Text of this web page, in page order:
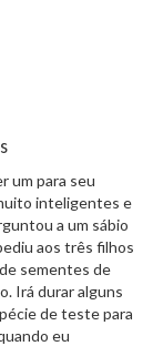
um para seu
inteligentes e
a um sábio
aos três filhos
sementes de
Irá durar alguns
de teste para
eu